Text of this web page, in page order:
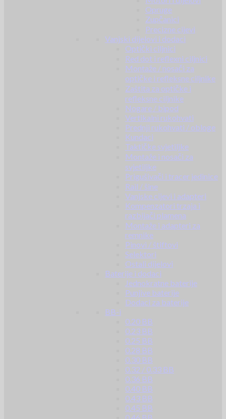
Opruge
Zupčanici
Precizne cijevi
Vanjski dijelovi i dodaci
Optički ciljnici
Red dot i reflexni ciljnici
Montaže / nosači za
optičke i refleksne ciljnike
Zaštita za optičke i
refleksne ciljnike
Nogare / bipod
Vertikalni rukohvati
Prednji rukohvati / obloge
Kundaci
Taktičke svjetiljke
Montaže i nosači za
svjetiljke
Prigušivači i tracer jedinice
Rail / šine
Vanjske cijevi i adapteri
Kompenzatori trzaja i
razbijači plamena
Montaže i adapteri za
remnike
Pinovi / štiftovi
Selektori
Ostali dijelovi
Baterije i dodaci
Jednokratne baterije
Punjive baterije
Dodaci za baterije
BB-i
0.20 BB
0.23 BB
0.25 BB
0.28 BB
0.30 BB
0.32 / 0.33 BB
0.36 BB
0.40 BB
0.43 BB
0.45 BB